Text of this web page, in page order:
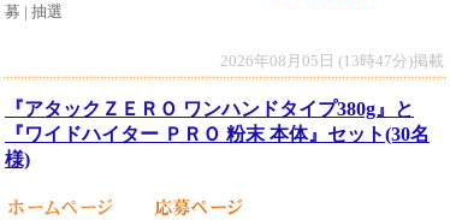
募 | 抽選
2026年08月05日 (13時47分)掲載
『アタックＺＥＲＯ ワンハンドタイプ380g』と
『ワイドハイター ＰＲＯ 粉末 本体』セット(30名
様)